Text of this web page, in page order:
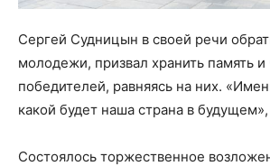
Сергей Судницын в своей речи
молодежи, призвал хранить память и
победителей, равняясь на них.
какой будет наша страна в
Состоялось торжественное